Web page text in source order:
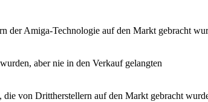
der Amiga-Technologie auf den Markt gebracht
aber nie in den Verkauf gelangten
die von Drittherstellern auf den Markt gebracht